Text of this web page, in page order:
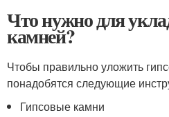
Что нужно для
камней?
Чтобы правильно уложить
понадобятся следующие
Гипсовые камни